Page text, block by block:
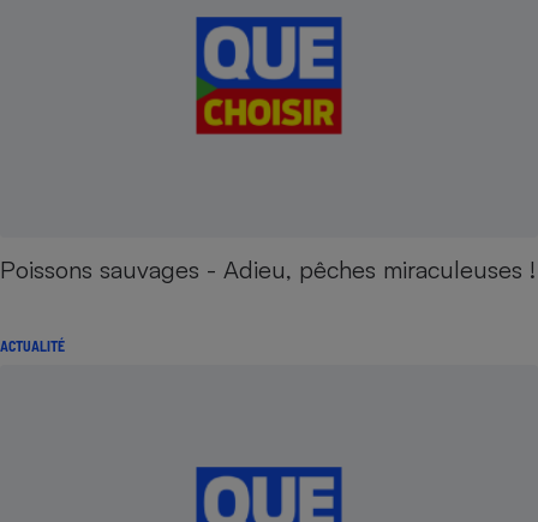
Poissons sauvages - Adieu, pêches miraculeuses !
ACTUALITÉ